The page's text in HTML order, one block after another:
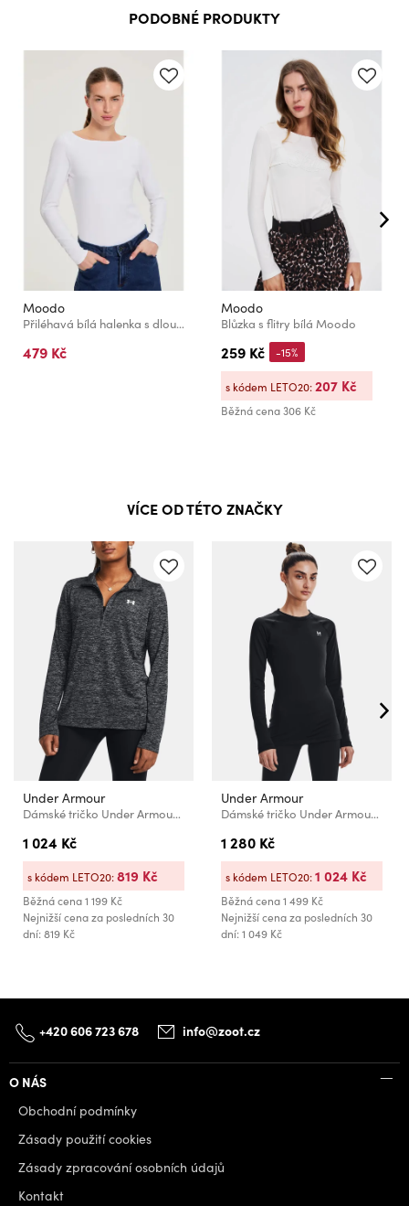
PODOBNÉ PRODUKTY
Moodo
Přiléhavá bílá halenka s dlouhým rukávem Moodo
479 Kč
Moodo
Blůzka s flitry bílá Moodo
259 Kč
Běžná cena306 Kč
-15%
s kódem LETO20:207 Kč
VÍCE OD TÉTO ZNAČKY
Under Armour
Dámské tričko Under Armour Tech 1/2
1 024 Kč
Běžná cena1 199 Kč
Nejnižší cena za posledních 30
dní: 819 Kč
s kódem LETO20:819 Kč
Under Armour
Dámské tričko Under Armour Authentics Crew
1 280 Kč
Běžná cena1 499 Kč
Nejnižší cena za posledních 30
dní: 1 049 Kč
s kódem LETO20:1 024 Kč
+420 606 723 678 info@zoot.cz
O NÁS
Obchodní podmínky
Zásady použití cookies
Zásady zpracování osobních údajů
Kontakt